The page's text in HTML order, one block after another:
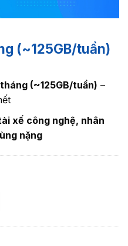
(~125GB/tuần)
(~125GB/tuần) –
xế công nghệ, nhân
nặng